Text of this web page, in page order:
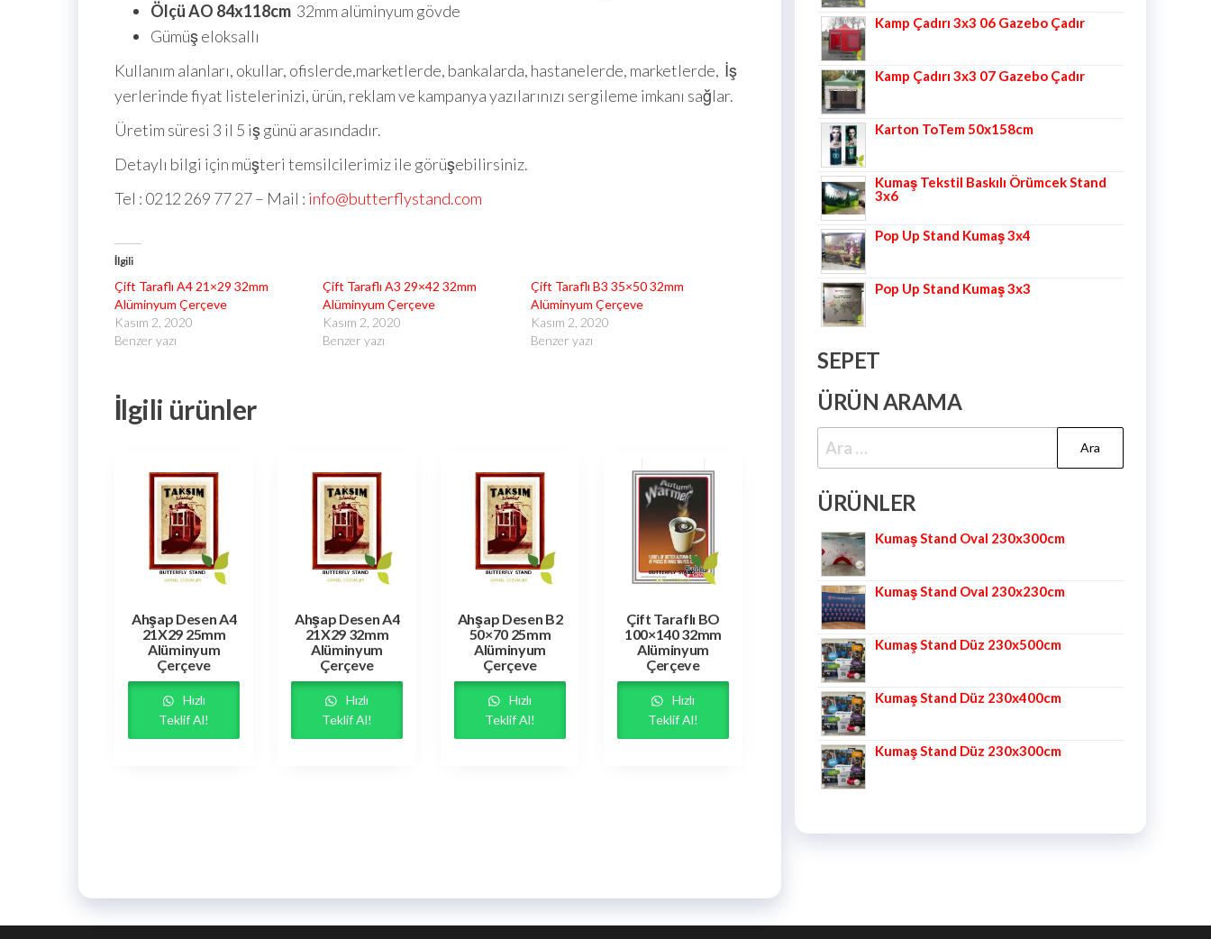
Ölçü AO 84x118cm 32mm alüminyum gövde
Gümüş eloksallı
Kullanım alanları, okullar, ofislerde,marketlerde, bankalarda, hastanelerde, marketlerde, İş
yerlerinde fiyat listelerinizi, ürün, reklam ve kampanya yazılarınızı sergileme imkanı sağlar.
Üretim süresi 3 il 5 iş günü arasındadır.
Detaylı bilgi için müşteri temsilcilerimiz ile görüşebilirsiniz.
Tel : 0212 269 77 27 – Mail : info@butterflystand.com
İlgili
Çift Taraflı A4 21×29 32mm
Alüminyum Çerçeve
Kasım 2, 2020
Benzer yazı
Çift Taraflı A3 29×42 32mm
Alüminyum Çerçeve
Kasım 2, 2020
Benzer yazı
Çift Taraflı B3 35×50 32mm
Alüminyum Çerçeve
Kasım 2, 2020
Benzer yazı
İlgili ürünler
Ahşap Desen A4
21X29 25mm
Alüminyum
Çerçeve
Hızlı
Teklif Al!
Ahşap Desen A4
21X29 32mm
Alüminyum
Çerçeve
Hızlı
Teklif Al!
Ahşap Desen B2
50×70 25mm
Alüminyum
Çerçeve
Hızlı
Teklif Al!
Çift Taraflı BO
100×140 32mm
Alüminyum
Çerçeve
Hızlı
Teklif Al!
Kamp Çadırı 3x3 06 Gazebo Çadır
Kamp Çadırı 3x3 07 Gazebo Çadır
Karton ToTem 50x158cm
Kumaş Tekstil Baskılı Örümcek Stand
3x6
Pop Up Stand Kumaş 3x4
Pop Up Stand Kumaş 3x3
SEPET
ÜRÜN ARAMA
ÜRÜNLER
Kumaş Stand Oval 230x300cm
Kumaş Stand Oval 230x230cm
Kumaş Stand Düz 230x500cm
Kumaş Stand Düz 230x400cm
Kumaş Stand Düz 230x300cm